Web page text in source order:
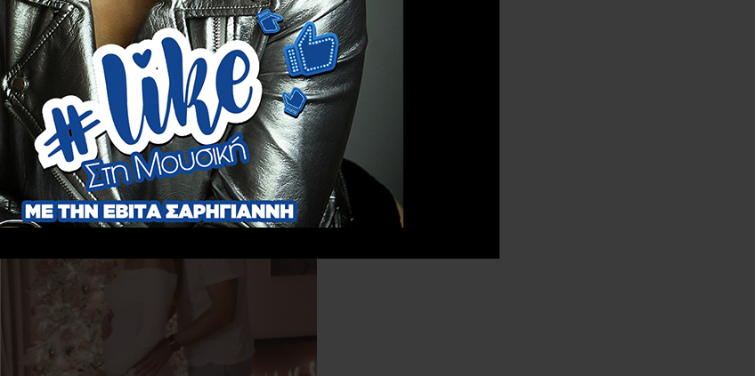
6 ΦΕΒΡΟΥΑΡΊΟΥ 2026
Ο Γιώργος Κωνσταντίνου έχει διαγράψει μία
μεγάλη και γεμάτη επιτυχίες καριέρα στον
κόσμο της υποκριτικής τέχνης στην χώρα μας,
έχοντας...